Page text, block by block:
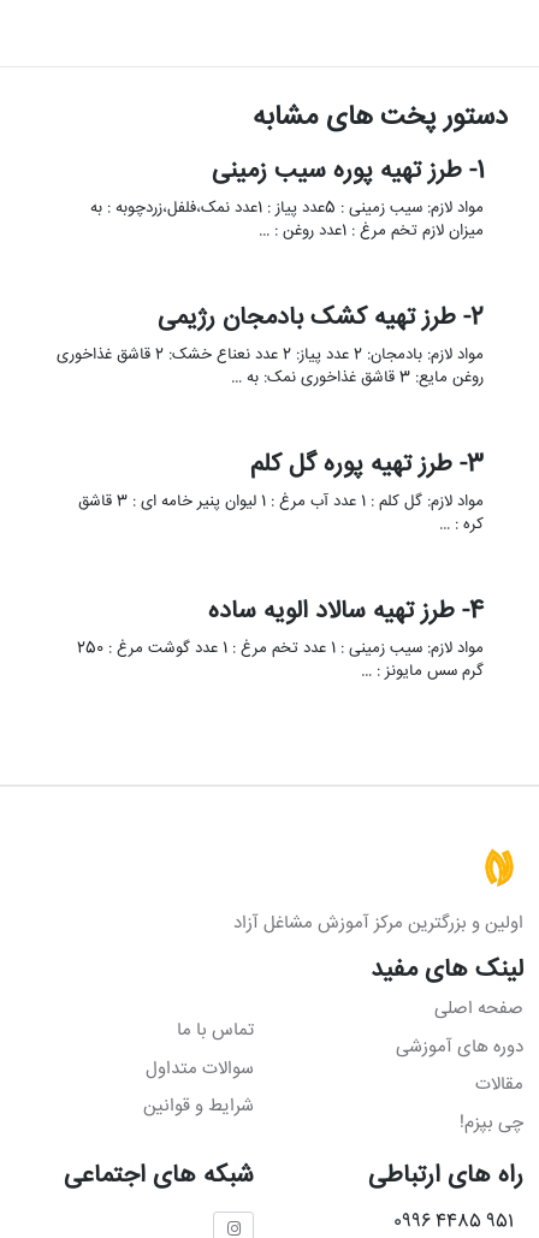
دستور پخت های مشابه
1- طرز تهیه پوره سیب زمینی
مواد لازم: سیب زمینی : 5عدد پیاز : 1عدد نمک،فلفل،زردچوبه : به
میزان لازم تخم مرغ : 1عدد روغن : …
2- طرز تهیه کشک بادمجان رژیمی
مواد لازم: بادمجان: 2 عدد پیاز: 2 عدد نعناع خشک: 2 قاشق غذاخوری
روغن مایع: 3 قاشق غذاخوری نمک: به …
3- طرز تهیه پوره گل کلم
مواد لازم: گل کلم : 1 عدد آب مرغ : 1 لیوان پنیر خامه ای : 3 قاشق
کره : …
4- طرز تهیه سالاد الویه ساده
مواد لازم: سیب زمینی : 1 عدد تخم مرغ : 1 عدد گوشت مرغ : 250
گرم سس مایونز : …
اولین و بزرگترین مرکز آموزش مشاغل آزاد
لینک های مفید
صفحه اصلی
دوره های آموزشی
مقالات
چی بپزم!
تماس با ما
سوالات متداول
شرایط و قوانین
راه های ارتباطی
951 4485 0996
شبکه های اجتماعی